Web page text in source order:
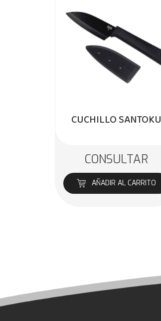
CUCHILLO SANTOKU
CONSULTAR
AÑADIR AL CARRITO